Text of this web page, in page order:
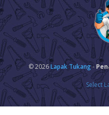
© 2026Lapak Tukang-
Select